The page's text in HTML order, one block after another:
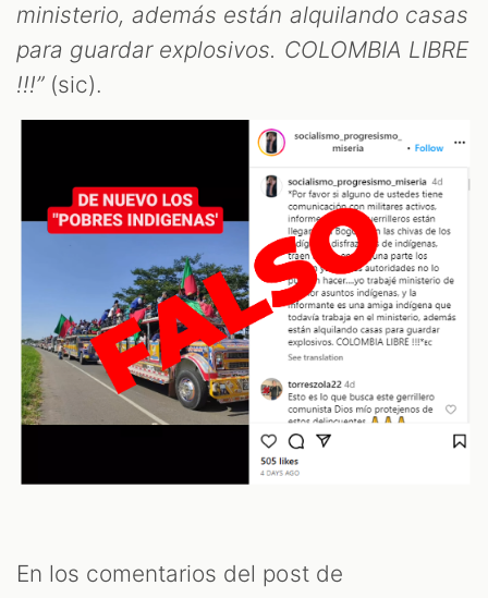
ministerio, además están alquilando casas
para guardar explosivos. COLOMBIA LIBRE
!!!” (sic).
En los comentarios del post de